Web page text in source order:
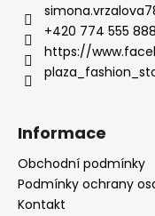
+420 774 555 888
https://
Informace
Obchodní podmínky
Podmínky ochrany
Kontakt